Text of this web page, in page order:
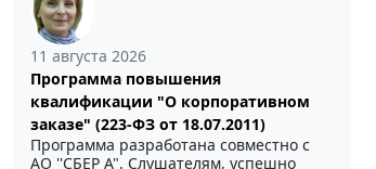
11 августа 2026
Программа повышения
квалификации "О корпоративном
заказе" (223-ФЗ от 18.07.2011)
Программа разработана совместно с
АО ''СБЕР А". Слушателям, успешно